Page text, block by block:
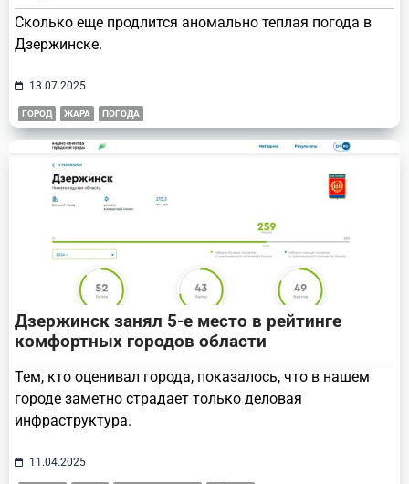
Сколько еще продлится аномально теплая погода в
Дзержинске.
13.07.2025
ГОРОД ЖАРА ПОГОДА
Дзержинск занял 5-е место в рейтинге
комфортных городов области
Тем, кто оценивал города, показалось, что в нашем
городе заметно страдает только деловая
инфраструктура.
11.04.2025